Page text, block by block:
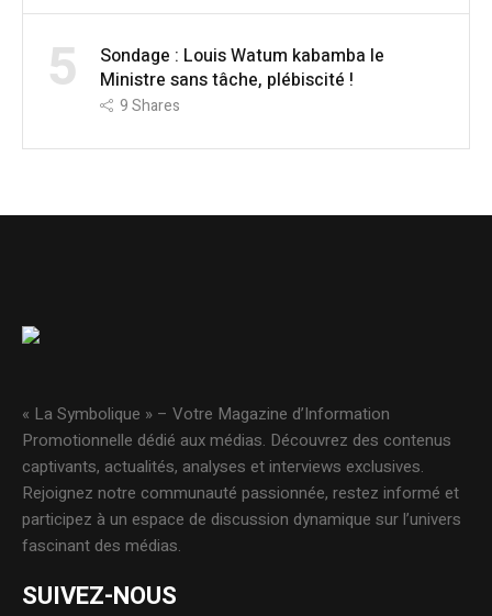
5
Sondage : Louis Watum kabamba le
Ministre sans tâche, plébiscité !
9Shares
« La Symbolique » – Votre Magazine d’Information
Promotionnelle dédié aux médias. Découvrez des contenus
captivants, actualités, analyses et interviews exclusives.
Rejoignez notre communauté passionnée, restez informé et
participez à un espace de discussion dynamique sur l’univers
fascinant des médias.
SUIVEZ-NOUS